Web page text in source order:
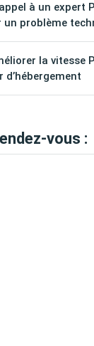
à un expert
un problème
la vitesse
d’hébergement
vous :